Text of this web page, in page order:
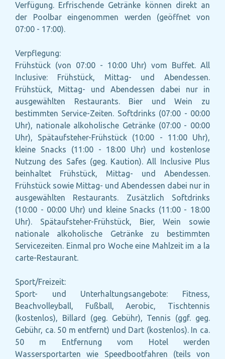
Verfügung. Erfrischende Getränke können direkt an
der Poolbar eingenommen werden (geöffnet von
07:00 - 17:00).
Verpflegung:
Frühstück (von 07:00 - 10:00 Uhr) vom Buffet. All
Inclusive: Frühstück, Mittag- und Abendessen.
Frühstück, Mittag- und Abendessen dabei nur in
ausgewählten Restaurants. Bier und Wein zu
bestimmten Service-Zeiten. Softdrinks (07:00 - 00:00
Uhr), nationale alkoholische Getränke (07:00 - 00:00
Uhr), Spätaufsteher-Frühstück (10:00 - 11:00 Uhr),
kleine Snacks (11:00 - 18:00 Uhr) und kostenlose
Nutzung des Safes (geg. Kaution). All Inclusive Plus
beinhaltet Frühstück, Mittag- und Abendessen.
Frühstück sowie Mittag- und Abendessen dabei nur in
ausgewählten Restaurants. Zusätzlich Softdrinks
(10:00 - 00:00 Uhr) und kleine Snacks (11:00 - 18:00
Uhr). Spätaufsteher-Frühstück, Bier, Wein sowie
nationale alkoholische Getränke zu bestimmten
Servicezeiten. Einmal pro Woche eine Mahlzeit im a la
carte-Restaurant.
Sport/Freizeit:
Sport- und Unterhaltungsangebote: Fitness,
Beachvolleyball, Fußball, Aerobic, Tischtennis
(kostenlos), Billard (geg. Gebühr), Tennis (ggf. geg.
Gebühr, ca. 50 m entfernt) und Dart (kostenlos). In ca.
50 m Entfernung vom Hotel werden
Wassersportarten wie Speedbootfahren (teils von